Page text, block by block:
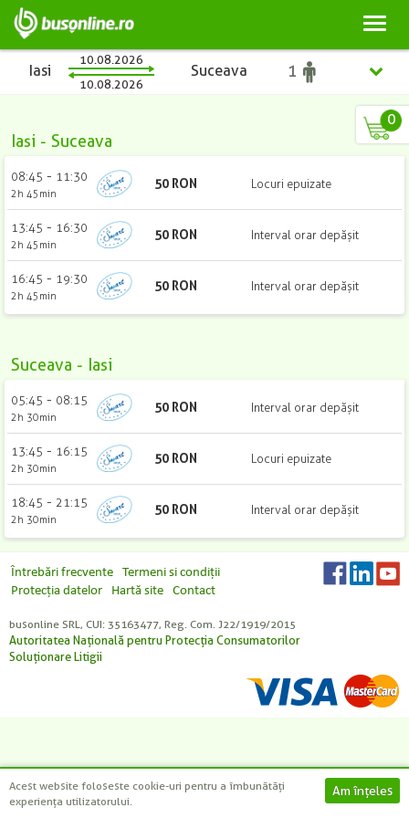
Iasi
10.08.2026
Suceava
10.08.2026
Iasi
Suceava
Adulți
- +
Studenți
- + +
Pensionari
-
CAUTĂ
0
Iasi - Suceava
08:45 - 11:30
2h 45min
50 RON Locuri epuizate
13:45 - 16:30
2h 45min
50 RON Interval orar depășit
16:45 - 19:30
2h 45min
50 RON Interval orar depășit
Suceava - Iasi
05:45 - 08:15
2h 30min
50 RON Interval orar depășit
13:45 - 16:15
2h 30min
50 RON Locuri epuizate
18:45 - 21:15
2h 30min
50 RON Interval orar depășit
Întrebări frecvente
Termeni si condiții
Protecția datelor
Hartă site Contact
busonline SRL, CUI: 35163477, Reg. Com. J22/1919/2015
Autoritatea Națională pentru Protecția Consumatorilor
Soluționare Litigii
Acest website foloseste cookie-uri pentru a îmbunătăți
experiența utilizatorului.